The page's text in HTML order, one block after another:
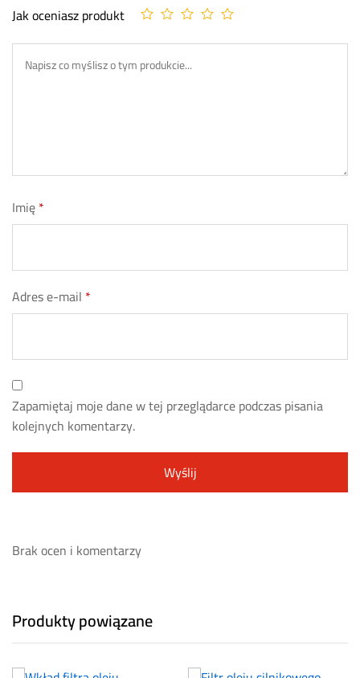
Jak oceniasz produkt
Imię*
Adres e-mail *
Zapamiętaj moje dane w tej przeglądarce podczas pisania
kolejnych komentarzy.
Brak ocen i komentarzy
Produkty powiązane